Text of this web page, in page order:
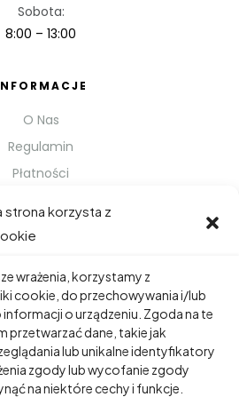
strona korzysta z
wrażenia, korzystamy z
cookie, do przechowywania i/lub
o urządzeniu. Zgoda na te
przetwarzać dane, takie jak
lub unikalne identyfikatory
zgody lub wycofanie zgody
na niektóre cechy i funkcje.
Sobota:
8:00 – 13:00
O Nas
Regulamin
Płatności
Kontakt
KONTO
Osobowe
Zamówienia
Adresy